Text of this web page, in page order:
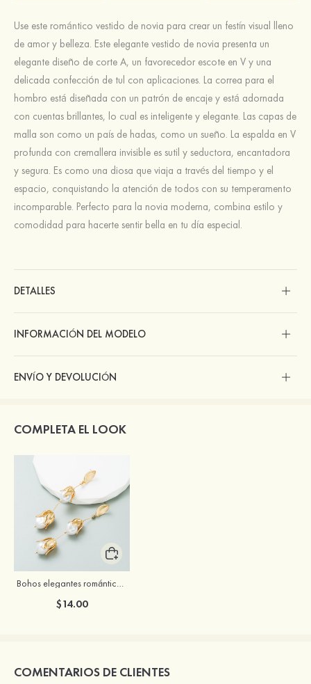
Use este romántico vestido de novia para crear un festín visual lleno
de amor y belleza. Este elegante vestido de novia presenta un
elegante diseño de corte A, un favorecedor escote en V y una
delicada confección de tul con aplicaciones. La correa para el
hombro está diseñada con un patrón de encaje y está adornada
con cuentas brillantes, lo cual es inteligente y elegante. Las capas de
malla son como un país de hadas, como un sueño. La espalda en V
profunda con cremallera invisible es sutil y seductora, encantadora
y segura. Es como una diosa que viaja a través del tiempo y el
espacio, conquistando la atención de todos con su temperamento
incomparable. Perfecto para la novia moderna, combina estilo y
comodidad para hacerte sentir bella en tu día especial.
DETALLES
INFORMACIÓN DEL MODELO
ENVÍO Y DEVOLUCIÓN
COMPLETA EL LOOK
Bohos elegantes románticos aleación perlas de imitación pendientes
$14.00
COMENTARIOS DE CLIENTES